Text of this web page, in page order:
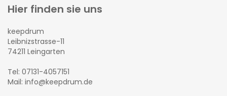
Hier finden sie uns
keepdrum
Leibnizstrasse-11
74211 Leingarten
Tel: 07131-4057151
Mail: info@keepdrum.de